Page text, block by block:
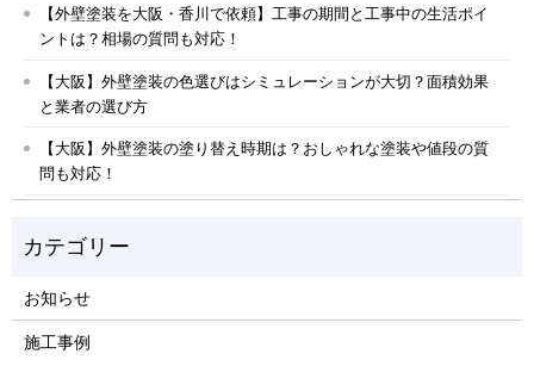
【外壁塗装を大阪・香川で依頼】工事の期間と工事中の生活ポイ
ントは？相場の質問も対応！
【大阪】外壁塗装の色選びはシミュレーションが大切？面積効果
と業者の選び方
【大阪】外壁塗装の塗り替え時期は？おしゃれな塗装や値段の質
問も対応！
お知らせ
施工事例